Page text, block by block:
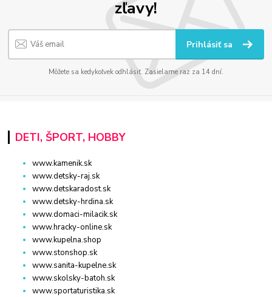
zľavy!
Prihlásiť sa
Môžete sa kedykoľvek odhlásiť. Zasielame raz za 14 dní.
DETI, ŠPORT, HOBBY
www.kamenik.sk
www.detsky-raj.sk
www.detskaradost.sk
www.detsky-hrdina.sk
www.domaci-milacik.sk
www.hracky-online.sk
www.kupelna.shop
www.stonshop.sk
www.sanita-kupelne.sk
www.skolsky-batoh.sk
www.sportaturistika.sk